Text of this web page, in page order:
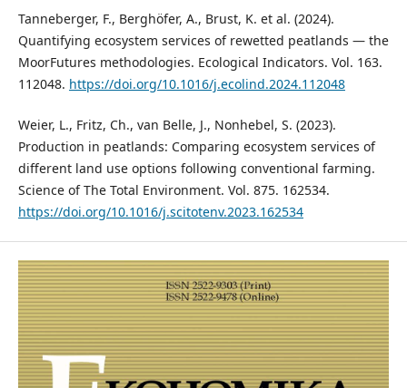
Tanneberger, F., Berghöfer, A., Brust, K. et al. (2024).
Quantifying ecosystem services of rewetted peatlands — the
MoorFutures methodologies. Ecological Indicators. Vol. 163.
112048. https://doi.org/10.1016/j.ecolind.2024.112048
Weier, L., Fritz, Ch., van Belle, J., Nonhebel, S. (2023).
Production in peatlands: Comparing ecosystem services of
different land use options following conventional farming.
Science of The Total Environment. Vol. 875. 162534.
https://doi.org/10.1016/j.scitotenv.2023.162534